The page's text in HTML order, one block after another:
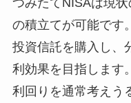
つみたてNISAは現
の積立てが可能です。
投資信託を購入し、
利効果を目指します。
利回りを通常考えう